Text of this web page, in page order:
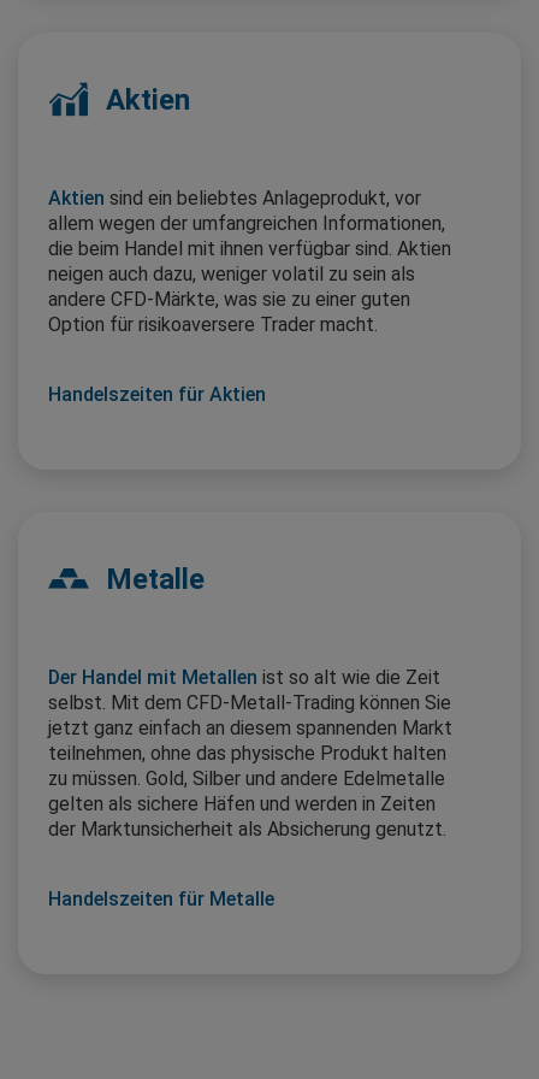
Aktien
Aktien sind ein beliebtes Anlageprodukt, vor
allem wegen der umfangreichen Informationen,
die beim Handel mit ihnen verfügbar sind. Aktien
neigen auch dazu, weniger volatil zu sein als
andere CFD-Märkte, was sie zu einer guten
Option für risikoaversere Trader macht.
Handelszeiten für Aktien
Metalle
Der Handel mit Metallen ist so alt wie die Zeit
selbst. Mit dem CFD-Metall-Trading können Sie
jetzt ganz einfach an diesem spannenden Markt
teilnehmen, ohne das physische Produkt halten
zu müssen. Gold, Silber und andere Edelmetalle
gelten als sichere Häfen und werden in Zeiten
der Marktunsicherheit als Absicherung genutzt.
Handelszeiten für Metalle